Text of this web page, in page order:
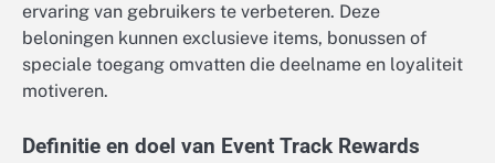
ervaring van gebruikers te verbeteren. Deze
beloningen kunnen exclusieve items, bonussen of
speciale toegang omvatten die deelname en loyaliteit
motiveren.
Definitie en doel van Event Track Rewards